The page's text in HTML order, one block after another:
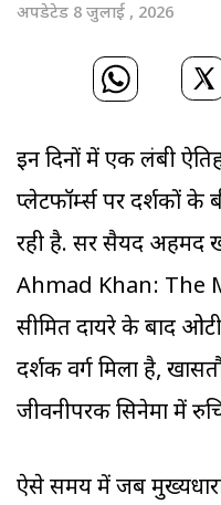
अपडेटेड 8 जुलाई , 2026
इन दिनों में एक लंबी
प्लेटफॉर्म्स पर दर्शकों के
रही है. सर सैयद अहमद
Ahmad Khan: The
सीमित दायरे के बाद
दर्शक वर्ग मिला है,
जीवनीपरक सिनेमा में
ऐसे समय में जब